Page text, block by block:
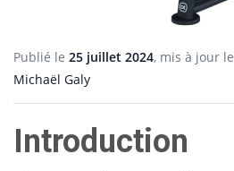
Publié le 25 juillet 2024, mis à jour le
Michaël Galy
Introduction